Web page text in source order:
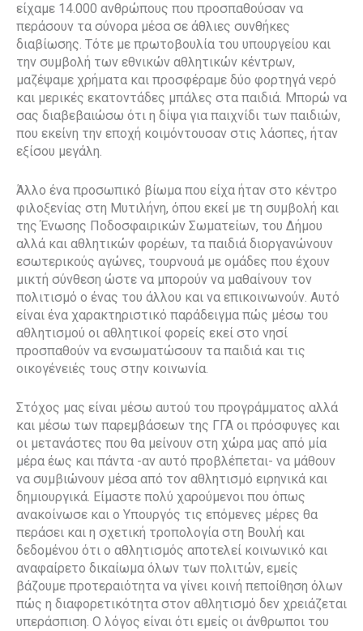
είχαμε 14.000 ανθρώπους που προσπαθούσαν να
περάσουν τα σύνορα μέσα σε άθλιες συνθήκες
διαβίωσης. Τότε με πρωτοβουλία του υπουργείου και
την συμβολή των εθνικών αθλητικών κέντρων,
μαζέψαμε χρήματα και προσφέραμε δύο φορτηγά νερό
και μερικές εκατοντάδες μπάλες στα παιδιά. Μπορώ να
σας διαβεβαιώσω ότι η δίψα για παιχνίδι των παιδιών,
που εκείνη την εποχή κοιμόντουσαν στις λάσπες, ήταν
εξίσου μεγάλη.
Άλλο ένα προσωπικό βίωμα που είχα ήταν στο κέντρο
φιλοξενίας στη Μυτιλήνη, όπου εκεί με τη συμβολή και
της Ένωσης Ποδοσφαιρικών Σωματείων, του Δήμου
αλλά και αθλητικών φορέων, τα παιδιά διοργανώνουν
εσωτερικούς αγώνες, τουρνουά με ομάδες που έχουν
μικτή σύνθεση ώστε να μπορούν να μαθαίνουν τον
πολιτισμό ο ένας του άλλου και να επικοινωνούν. Αυτό
είναι ένα χαρακτηριστικό παράδειγμα πώς μέσω του
αθλητισμού οι αθλητικοί φορείς εκεί στο νησί
προσπαθούν να ενσωματώσουν τα παιδιά και τις
οικογένειές τους στην κοινωνία.
Στόχος μας είναι μέσω αυτού του προγράμματος αλλά
και μέσω των παρεμβάσεων της ΓΓΑ οι πρόσφυγες και
οι μετανάστες που θα μείνουν στη χώρα μας από μία
μέρα έως και πάντα -αν αυτό προβλέπεται- να μάθουν
να συμβιώνουν μέσα από τον αθλητισμό ειρηνικά και
δημιουργικά. Είμαστε πολύ χαρούμενοι που όπως
ανακοίνωσε και ο Υπουργός τις επόμενες μέρες θα
περάσει και η σχετική τροπολογία στη Βουλή και
δεδομένου ότι ο αθλητισμός αποτελεί κοινωνικό και
αναφαίρετο δικαίωμα όλων των πολιτών, εμείς
βάζουμε προτεραιότητα να γίνει κοινή πεποίθηση όλων
πώς η διαφορετικότητα στον αθλητισμό δεν χρειάζεται
υπεράσπιση. Ο λόγος είναι ότι εμείς οι άνθρωποι του